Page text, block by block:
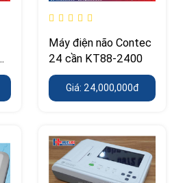
Máy điện não Contec
24 cần KT88-2400
Giá: 24,000,000đ